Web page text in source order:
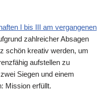
I bis III am vergangenen
zahlreicher Absagen
schön kreativ werden, um
aufstellen zu
Siegen und einem
Mission erfüllt.